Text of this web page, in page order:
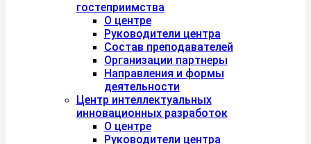
гостеприимства
О центре
Руководители центра
Состав преподавателей
Организации партнеры
Направления и формы
деятельности
Центр интеллектуальных
инновационных разработок
О центре
Руководители центра